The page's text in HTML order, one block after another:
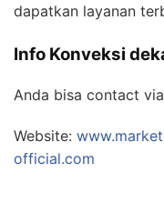
dapatkan layanan
Info Konveksi
Anda bisa contact
Website:
official.com